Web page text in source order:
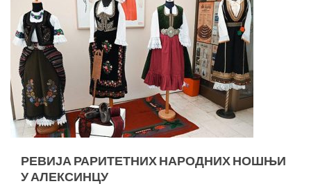
РЕВИЈА РАРИТЕТНИХ НАРОДНИХ НОШЊИ
У АЛЕКСИНЦУ